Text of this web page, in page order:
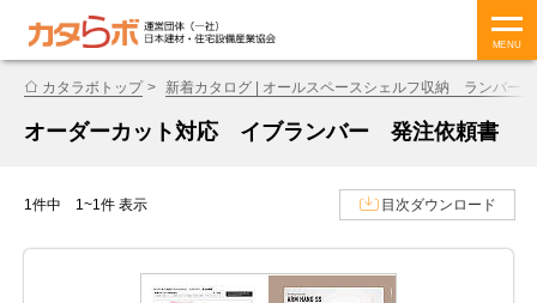
MENU
カタラボトップ 新着カタログ | オールスペースシェルフ収納 ランバー
オーダーカット対応 イブランバー 発注依頼書
1件中 1~1件 表示 目次ダウンロード